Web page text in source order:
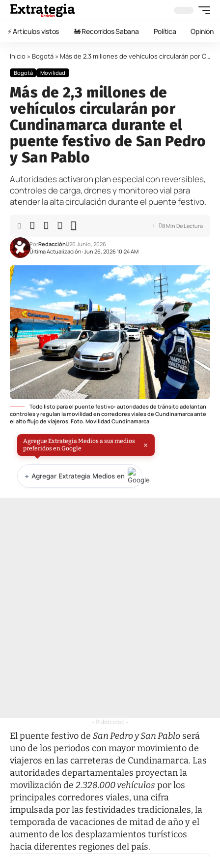
⚡️ Artículos vistos 🚂 Recorridos Sabana Política Opinión
Inicio » Bogotá » Más de 2,3 millones de vehículos circularán por Cundinamarca durante el puente festivo de San Pedro y San Pablo
Bogotá Movilidad
Más de 2,3 millones de
vehículos circularán por
Cundinamarca durante el
puente festivo de San Pedro
y San Pablo
Autoridades activaron plan especial con reversibles,
controles de carga, drones y monitoreo vial para
atender la alta circulación durante el puente festivo.
Última Actualización: Jun 26, 2026 10:24 AM
PorRedacción 26 Junio, 2026
8 Min De Lectura
Todo listo para el puente festivo: autoridades de tránsito adelantan
controles y regulan la movilidad en corredores viales de Cundinamarca ante
el alto flujo de viajeros. Foto. Movilidad Cundinamarca.
Agregue Extrategia Medios a sus medios
preferidos en Google
×
+ Agregar Extrategia Medios en
- Publicidad -
El puente festivo de San Pedro y San Pablo será
uno de los periodos con mayor movimiento de
viajeros en las carreteras de Cundinamarca. Las
autoridades departamentales proyectan la
movilización de 2.328.000 vehículos por los
principales corredores viales, una cifra
impulsada por las festividades tradicionales, la
temporada de vacaciones de mitad de año y el
aumento de los desplazamientos turísticos
hacia diferentes regiones del país.